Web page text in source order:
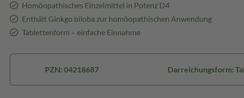
Homöopathisches Einzelmittel in Potenz D4
Enthält Ginkgo biloba zur homöopathischen Anwendung
Tablettenform – einfache Einnahme
PZN: 04218687 Darreichungsform: